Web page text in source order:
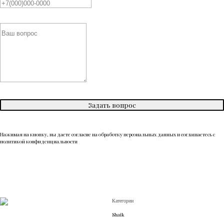
Задать вопрос
Нажимая на кнопку, вы даете согласие на обработку персональных данных и соглашаетесь c
политикой конфиденциальности
Категории
Shaik